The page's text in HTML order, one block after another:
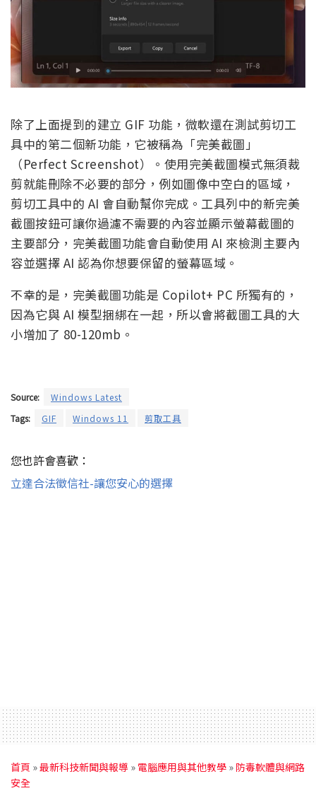
除了上面提到的建立 GIF 功能，微軟還在測試剪切工
具中的第二個新功能，它被稱為「完美截圖」
（Perfect Screenshot）。使用完美截圖模式無須裁
剪就能刪除不必要的部分，例如圖像中空白的區域，
剪切工具中的 AI 會自動幫你完成。工具列中的新完美
截圖按鈕可讓你過濾不需要的內容並顯示螢幕截圖的
主要部分，完美截圖功能會自動使用 AI 來檢測主要內
容並選擇 AI 認為你想要保留的螢幕區域。
不幸的是，完美截圖功能是 Copilot+ PC 所獨有的，
因為它與 AI 模型捆綁在一起，所以會將截圖工具的大
小增加了 80-120mb。
Source:
Windows Latest
Tags:
GIF Windows 11 剪取工具
您也許會喜歡：
立達合法徵信社-讓您安心的選擇
首頁 »最新科技新聞與報導 » 電腦應用與其他教學 » 防毒軟體與網路
安全